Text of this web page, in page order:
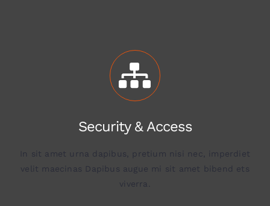
Security & Access
In sit amet urna dapibus, pretium nisi nec, imperdiet
velit maecinas Dapibus augue mi sit amet bibend ets
viverra.